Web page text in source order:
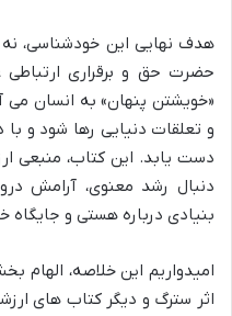
هدف نهایی این خودشناسی،
حضرت حق و برقراری
«خویشتن پنهان» به انسان می
و تعلقات دنیایی رها شود و
دست یابد. این کتاب، منبعی
دنبال رشد معنوی، آرامش
بنیادی درباره هستی و جایگاه
امیدواریم این خلاصه، الهام
اثر سترگ و دیگر کتاب های